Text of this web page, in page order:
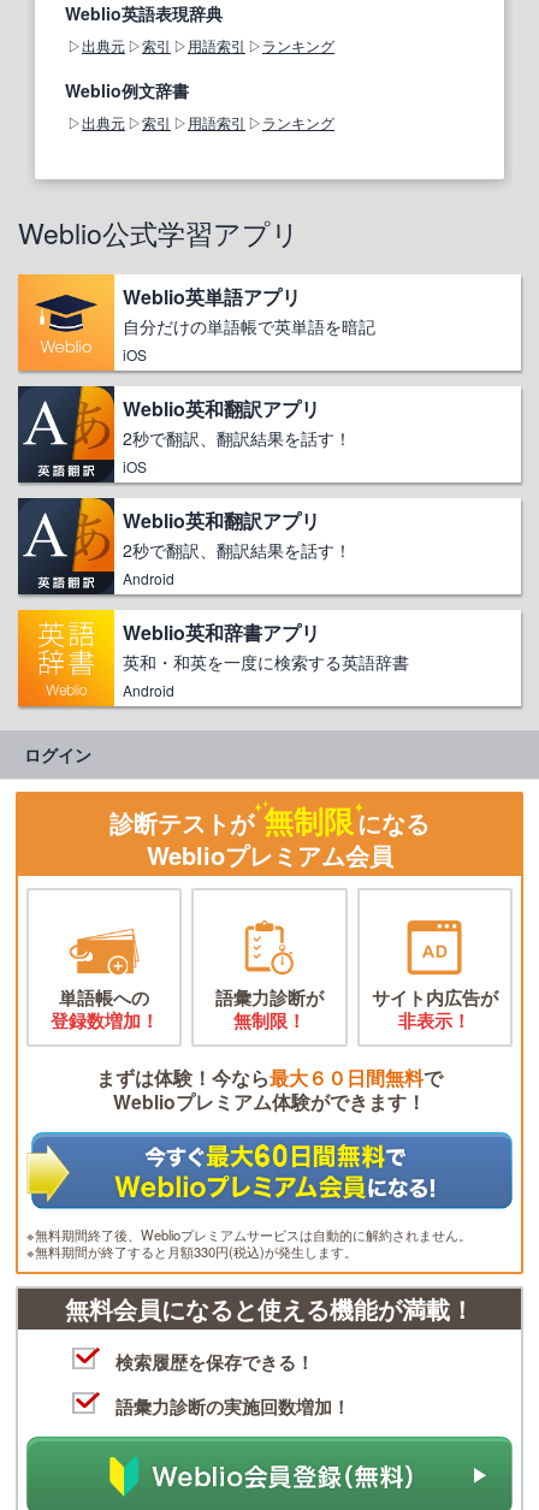
Weblio英語表現辞典
出典元 索引 用語索引 ランキング
Weblio例文辞書
出典元 索引 用語索引 ランキング
Weblio公式学習アプリ
Weblio英単語アプリ
自分だけの単語帳で英単語を暗記
iOS
Weblio英和翻訳アプリ
2秒で翻訳、翻訳結果を話す！
iOS
Weblio英和翻訳アプリ
2秒で翻訳、翻訳結果を話す！
Android
Weblio英和辞書アプリ
英和・和英を一度に検索する英語辞書
Android
ログイン
診断テストが 無制限になる
Weblioプレミアム会員
単語帳への
登録数増加！
語彙力診断が
無制限！
サイト内広告が
非表示！
まずは体験！今なら最大６０日間無料で
Weblioプレミアム体験ができます！
※無料期間終了後、Weblioプレミアムサービスは自動的に解約されません。
※無料期間が終了すると月額330円(税込)が発生します。
無料会員になると使える機能が満載！
検索履歴を保存できる！
語彙力診断の実施回数増加！